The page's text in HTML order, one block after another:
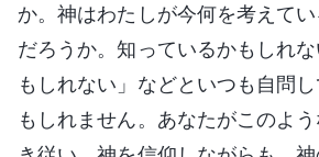
か。神はわたしが今何を考えて
だろうか。知っているかもしれ
もしれない」などといつも自問
もしれません。あなたがこのよ